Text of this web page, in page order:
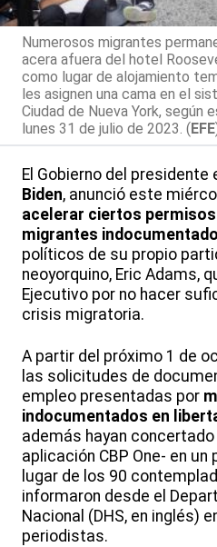
Numerosos migrantes
acera afuera del hotel
como lugar de alojamiento
les asignen una cama en el
Ciudad de Nueva York, según
lunes 31 de julio de 2023. (EFE
El Gobierno del
Biden, anunció este
acelerar ciertos
migrantes
políticos de su propio
neoyorquino, Eric Adams,
Ejecutivo por no hacer
crisis migratoria.
A partir del próximo 1 de
las solicitudes de
empleo presentadas por
indocumentados en
además hayan
aplicación CBP One- en un
lugar de los 90
informaron desde el
Nacional (DHS, en inglés)
periodistas.